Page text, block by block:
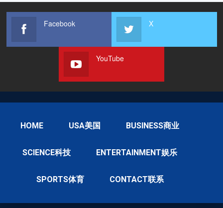
Facebook X
YouTube
HOME USA美国 BUSINESS商业
SCIENCE科技 ENTERTAINMENT娱乐
SPORTS体育 CONTACT联系